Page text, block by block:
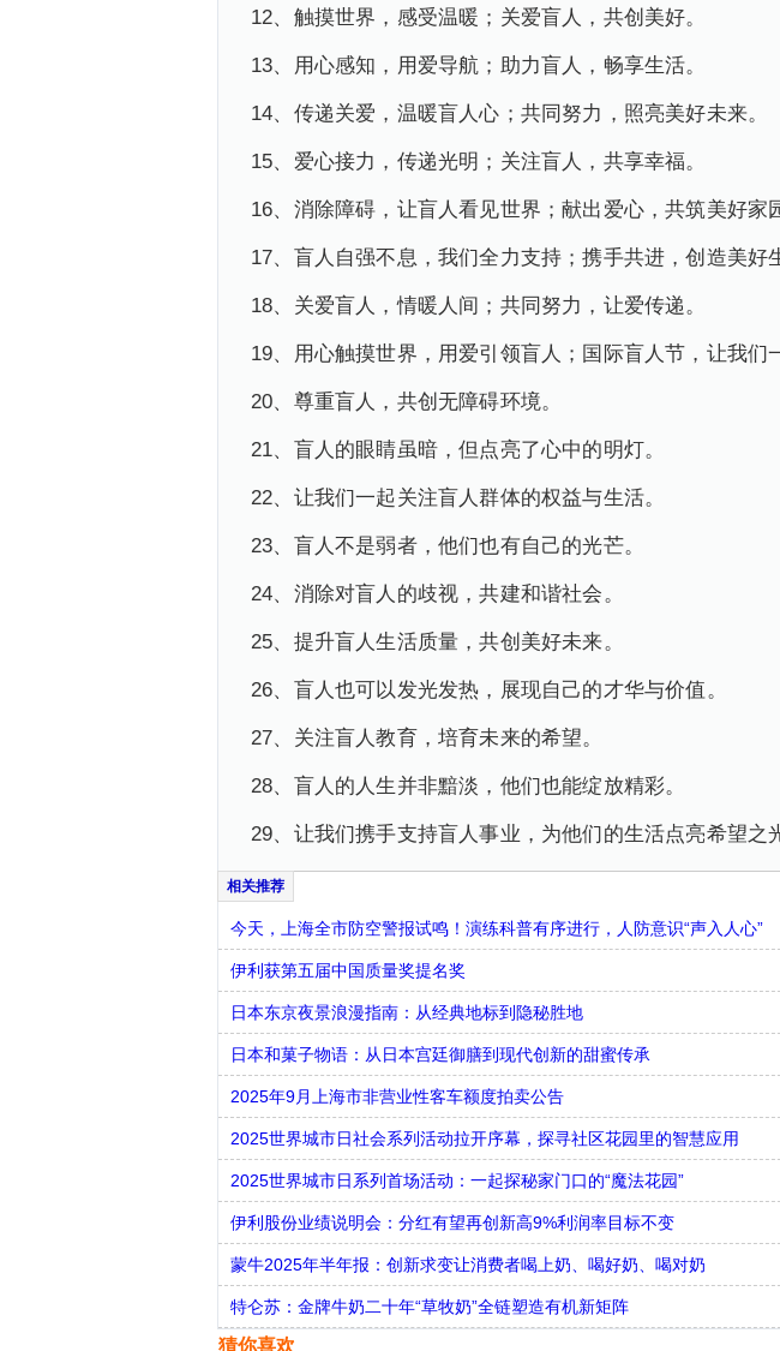
12、触摸世界，感受温暖；关爱盲人，共创美好。
13、用心感知，用爱导航；助力盲人，畅享生活。
14、传递关爱，温暖盲人心；共同努力，照亮美好未来。
15、爱心接力，传递光明；关注盲人，共享幸福。
16、消除障碍，让盲人看见世界；献出爱心，共筑美好家
17、盲人 自强不息，我们全力支持；携手共进，创造美好
18、关爱盲人，情暖人间；共同努力，让爱传递。
19、用心触摸世界，用爱引领盲人；国际盲人节，让我们
20、尊重盲人，共创无障碍环境。
21、盲人的眼睛虽暗，但点亮了心中的明灯。
22、让我们一起关注盲人群体的权益与生活。
23、盲人不是弱者，他们也有自己的光芒。
24、消除对盲人的歧视，共建和谐社会。
25、提升盲人生活质量，共创美好未来。
26、盲人也可以发光发热，展现自己的才华与价值。
27、关注盲人教育，培育未来的希望。
28、盲人的人生并非黯淡，他们也能绽放精彩。
29、让我们携手支持盲人事业，为他们的生活点亮希望之
今天，上海全市防空警报试鸣！演练科普有序进行，人防意识“声入人心”
伊利获第五届中国质量奖提名奖
日本东京夜景浪漫指南：从经典地标到隐秘胜地
日本和菓子物语：从日本宫廷御膳到现代创新的甜蜜传承
2025年9月上海市非营业性客车额度拍卖公告
2025世界城市日社会系列活动拉开序幕，探寻社区花园里的智慧应用
2025世界城市日系列首场活动：一起探秘家门口的“魔法花园”
伊利股份业绩说明会：分红有望再创新高9%利润率目标不变
蒙牛2025年半年报：创新求变让消费者喝上奶、喝好奶、喝对奶
特仑苏：金牌牛奶二十年“草牧奶”全链塑造有机新矩阵
猜你喜欢